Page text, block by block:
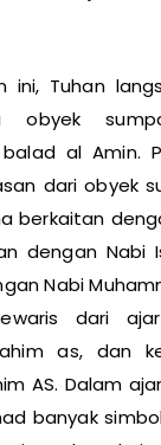
ini, Tuhan
obyek
balad al Amin.
dari obyek
berkaitan
dengan Nabi
Nabi
dari
as, dan
AS. Dalam
banyak